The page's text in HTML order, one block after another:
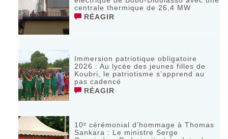
centrale thermique de 26,4 MW
RÉAGIR
Immersion patriotique obligatoire
2026 : Au lycée des jeunes filles de
Koubri, le patriotisme s’apprend au
pas cadencé
RÉAGIR
10ᵉ cérémonial d’hommage à Thomas
Sankara : Le ministre Serge